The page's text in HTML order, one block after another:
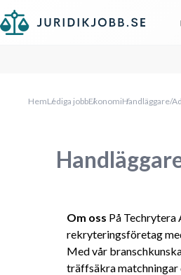
HemLediga jobbEkonomiHandläggare/
Om oss På Techrytera
rekryteringsföretag
Med vår
träffsäkra